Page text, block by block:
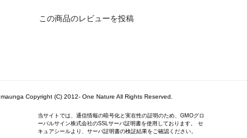
この商品のレビューを投稿
maunga Copyright (C) 2012- One Nature All Rights Reserved.
当サイトでは、通信情報の暗号化と実在性の証明のため、GMOグロ
ーバルサイン株式会社のSSLサーバ証明書を使用しております。 セ
キュアシールより、サーバ証明書の検証結果をご確認ください。